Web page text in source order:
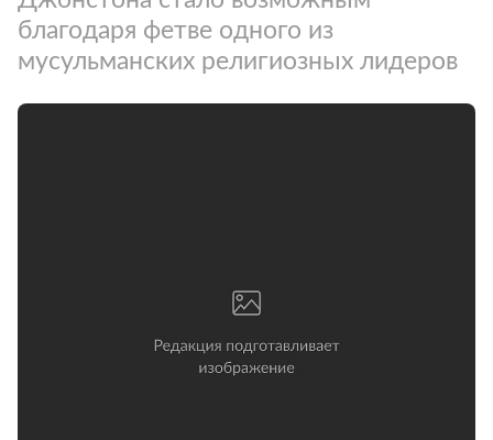
благодаря фетве одного из
мусульманских религиозных лидеров